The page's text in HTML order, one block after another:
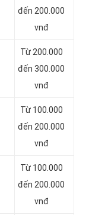
đến 200.000
vnđ
Từ 200.000
đến 300.000
vnđ
Từ 100.000
đến 200.000
vnđ
Từ 100.000
đến 200.000
vnđ